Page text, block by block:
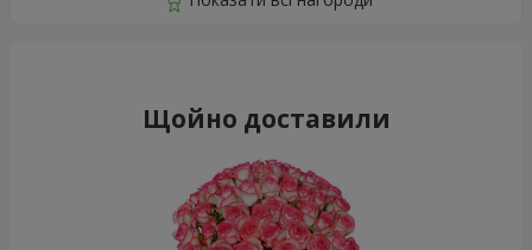
Щойно доставили